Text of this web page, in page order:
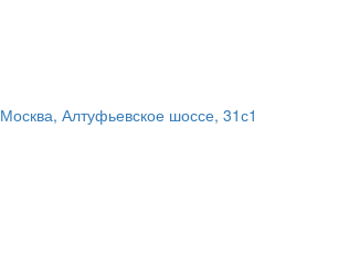
Москва, Алтуфьевское шоссе, 31с1